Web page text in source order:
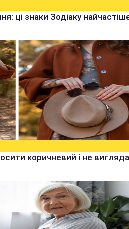
ці знаки Зодіаку
коричневий і не